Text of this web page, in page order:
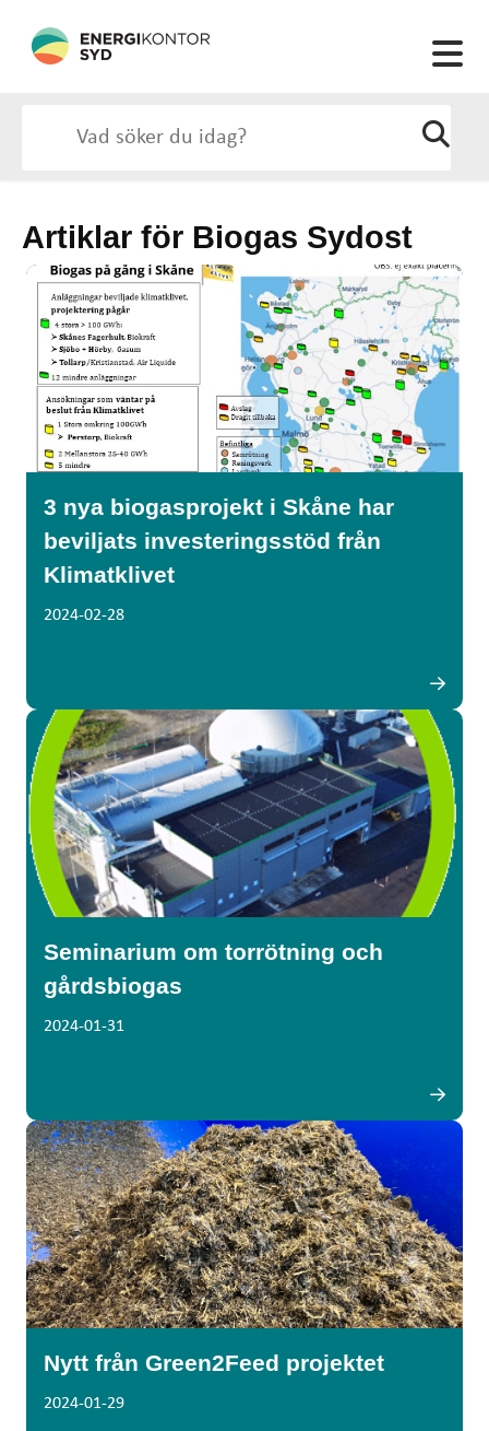
Artiklar för Biogas Sydost
3 nya biogasprojekt i Skåne har
beviljats investeringsstöd från
Klimatklivet
2024-02-28
Seminarium om torrötning och
gårdsbiogas
2024-01-31
Nytt från Green2Feed projektet
2024-01-29